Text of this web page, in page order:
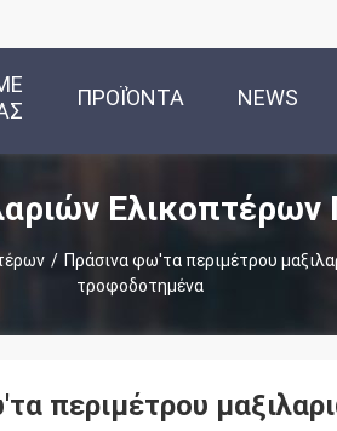
ΠΡΟΪΌΝΤΑ NEWS
Ελικοπτέρων
/ Πράσινα φω'τα περιμέτρου
τροφοδοτημένα
περιμέτρου